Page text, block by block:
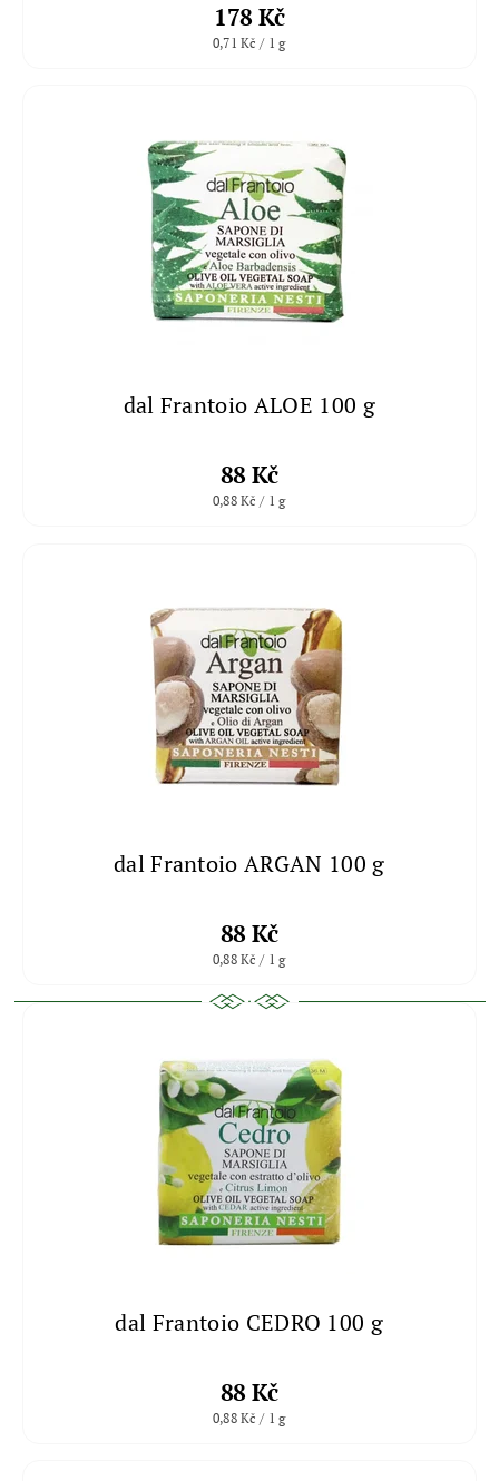
178 Kč
0,71 Kč / 1 g
dal Frantoio ALOE 100 g
88 Kč
0,88 Kč / 1 g
dal Frantoio ARGAN 100 g
88 Kč
0,88 Kč / 1 g
dal Frantoio CEDRO 100 g
88 Kč
0,88 Kč / 1 g